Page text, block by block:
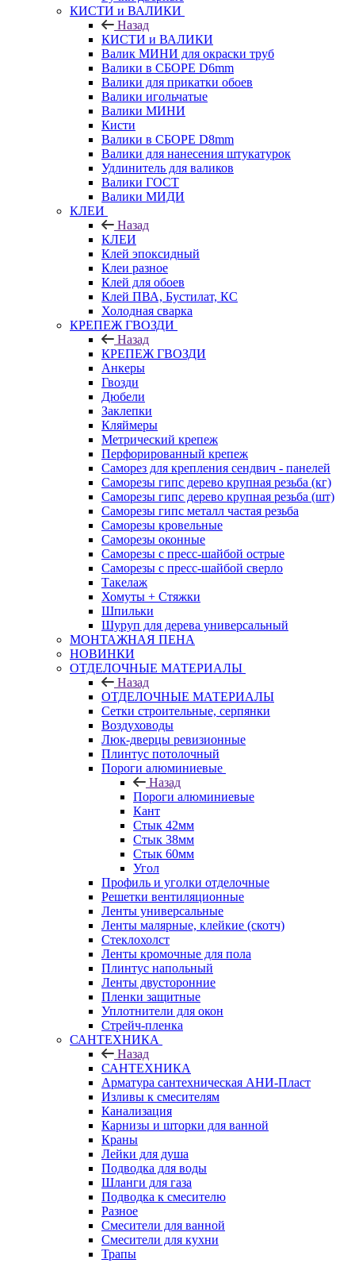
КИСТИ и ВАЛИКИ
Назад
КИСТИ и ВАЛИКИ
Валик МИНИ для окраски труб
Валики в СБОРЕ D6mm
Валики для прикатки обоев
Валики игольчатые
Валики МИНИ
Кисти
Валики в СБОРЕ D8mm
Валики для нанесения штукатурок
Удлинитель для валиков
Валики ГОСТ
Валики МИДИ
КЛЕИ
Назад
КЛЕИ
Клей эпоксидный
Клеи разное
Клей для обоев
Клей ПВА, Бустилат, КС
Холодная сварка
КРЕПЕЖ ГВОЗДИ
Назад
КРЕПЕЖ ГВОЗДИ
Анкеры
Гвозди
Дюбели
Заклепки
Кляймеры
Метрический крепеж
Перфорированный крепеж
Саморез для крепления сендвич - панелей
Саморезы гипс дерево крупная резьба (кг)
Саморезы гипс дерево крупная резьба (шт)
Саморезы гипс металл частая резьба
Саморезы кровельные
Саморезы оконные
Саморезы с пресс-шайбой острые
Саморезы с пресс-шайбой сверло
Такелаж
Хомуты + Стяжки
Шпильки
Шуруп для дерева универсальный
МОНТАЖНАЯ ПЕНА
НОВИНКИ
ОТДЕЛОЧНЫЕ МАТЕРИАЛЫ
Назад
ОТДЕЛОЧНЫЕ МАТЕРИАЛЫ
Сетки строительные, серпянки
Воздуховоды
Люк-дверцы ревизионные
Плинтус потолочный
Пороги алюминиевые
Назад
Пороги алюминиевые
Кант
Стык 42мм
Стык 38мм
Стык 60мм
Угол
Профиль и уголки отделочные
Решетки вентиляционные
Ленты универсальные
Ленты малярные, клейкие (скотч)
Стеклохолст
Ленты кромочные для пола
Плинтус напольный
Ленты двусторонние
Пленки защитные
Уплотнители для окон
Стрейч-пленка
САНТЕХНИКА
Назад
САНТЕХНИКА
Арматура сантехническая АНИ-Пласт
Изливы к смесителям
Канализация
Карнизы и шторки для ванной
Краны
Лейки для душа
Подводка для воды
Шланги для газа
Подводка к смесителю
Разное
Смесители для ванной
Смесители для кухни
Трапы